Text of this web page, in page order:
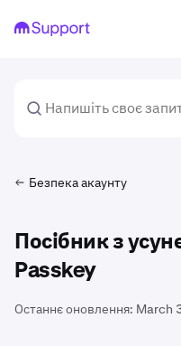
Безпека акаунту
Посібник з
Passkey
Останнє оновлення: March